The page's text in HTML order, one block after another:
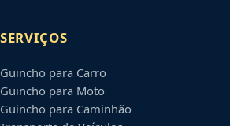
SERVIÇOS
Guincho para Carro
Guincho para Moto
Guincho para Caminhão